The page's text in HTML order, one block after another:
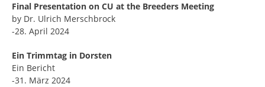
Final Presentation on CU at the Breeders Meeting
by Dr. Ulrich Merschbrock
-28. April 2024
Ein Trimmtag in Dorsten
Ein Bericht
-31. März 2024